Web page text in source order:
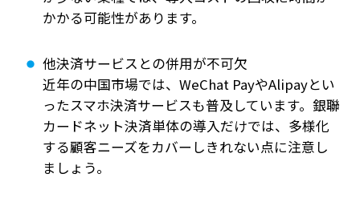
かかる可能性があります。
他決済サービスとの併用が不可欠
近年の中国市場では、WeChat PayやAlipayとい
ったスマホ決済サービスも普及しています。銀聯
カードネット決済単体の導入だけでは、多様化
する顧客ニーズをカバーしきれない点に注意し
ましょう。